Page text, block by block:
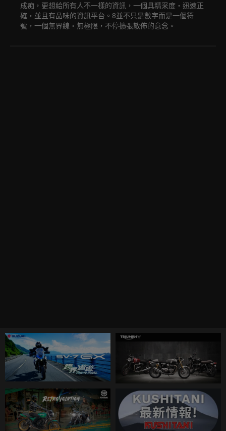
成痴，更想給所有人不一樣的資訊，一個具精采度‧迅速正
確‧並且有品味的資訊平台。8並不只是數字而是一個符
號，一個無界線‧無極限，不停擴張散佈的意念。